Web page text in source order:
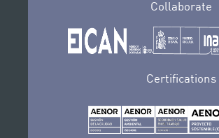
Collaborate
Certifications